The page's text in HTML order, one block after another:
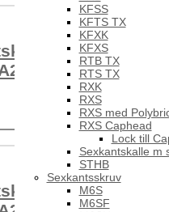
KFSS
KFTS TX
KFXK
KFXS
RTB TX
RTS TX
RXK
RXS
RXS med
RXS Caphead
Lock till
Sexkantskalle m
STHB
Sexkantsskruv
M6S
M6SF
EPDM-bricka
A 6.5X45 16mm w.
EPDM-bricka